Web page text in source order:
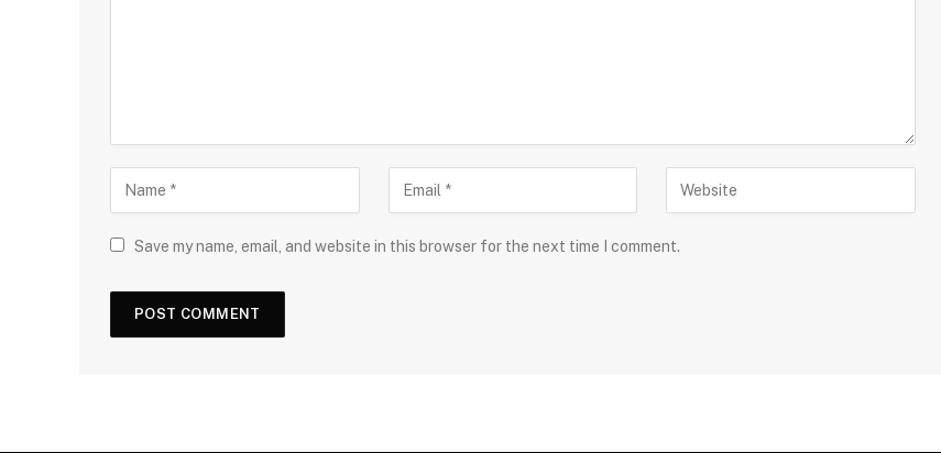
Save my name, email, and website in this browser for the next time I comment.